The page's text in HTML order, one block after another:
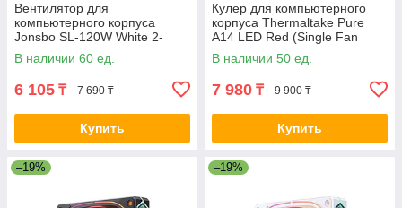
Вентилятор для
компьютерного корпуса
Jonsbo SL-120W White 2-
021790
В наличии 60 ед.
6 105 ₸ 7 690 ₸
Купить
Кулер для компьютерного
корпуса Thermaltake Pure
A14 LED Red (Single Fan
Pack) 2-008427 CL-F110-
PL14RE-A
В наличии 50 ед.
7 980 ₸ 9 900 ₸
Купить
–19% –19%